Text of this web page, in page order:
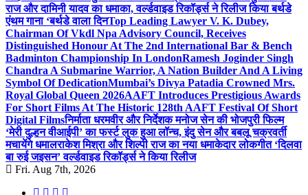
राज और दामिनी यादव का धमाका, वर्ल्डवाइड रिकॉर्ड्स ने रिलीज किया बर्थडे
एंथम गाना ‘बर्थडे वाला दिनTop Leading Lawyer V. K. Dubey,
Chairman Of Vkdl Npa Advisory Council, Receives
Distinguished Honour At The 2nd International Bar & Bench
Badminton Championship In LondonRamesh Joginder Singh
Chandra A Submarine Warrior, A Nation Builder And A Living
Symbol Of DedicationMumbai’s Divya Patadia Crowned Mrs.
Royal Global Queen 2026AAFT Introduces Prestigious Awards
For Short Films At The Historic 128th AAFT Festival Of Short
Digital Filmsनिर्माता धरमवीर और निर्देशक मनोज सेन की भोजपुरी फिल्म
‘मेरी दुल्हन वीआईपी’ का फर्स्ट लुक हुआ लॉन्च, इंदु सेन और बबलू चक्रवर्ती
मचायेंगे धमालराकेश मिश्रा और शिल्पी राज का नया धमाकेदार लोकगीत ‘दिलवा
बा रुई जइसन’ वर्ल्डवाइड रिकॉर्ड्स ने किया रिलीज
Fri. Aug 7th, 2026